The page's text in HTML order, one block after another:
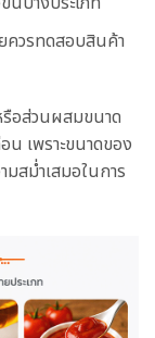
ควรทดสอบสินค้า
อส่วนผสมขนาด
เพราะขนาดของ
สม่ำเสมอในการ